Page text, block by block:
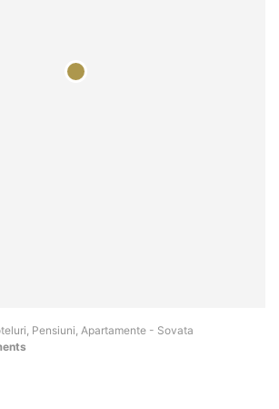
Pensiuni, Apartamente - Sovata